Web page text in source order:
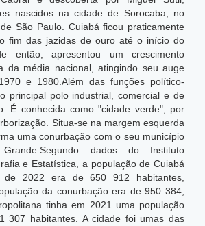
nascidos na cidade de Sorocaba, no
São Paulo. Cuiabá ficou praticamente
fim das jazidas de ouro até o início do
então, apresentou um crescimento
da média nacional, atingindo seu auge
e 1980.Além das funções político-
principal polo industrial, comercial e de
É conhecida como "cidade verde", por
Situa-se na margem esquerda
uma conurbação com o seu município
dados do Instituto
e Estatística, a população de Cuiabá
2022 era de 650 912 habitantes,
da conurbação era de 950 384;
tinha em 2021 uma população
307 habitantes. A cidade foi umas das